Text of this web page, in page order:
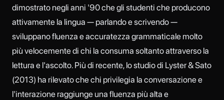
dimostrato negli anni '90 che gli studenti che producono
attivamente la lingua — parlando e scrivendo —
sviluppano fluenza e accuratezza grammaticale molto
più velocemente di chi la consuma soltanto attraverso la
lettura e l'ascolto. Più di recente, lo studio di Lyster & Sato
(2013) ha rilevato che chi privilegia la conversazione e
l'interazione raggiunge una fluenza più alta e